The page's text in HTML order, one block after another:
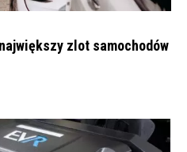
zlot samochodów